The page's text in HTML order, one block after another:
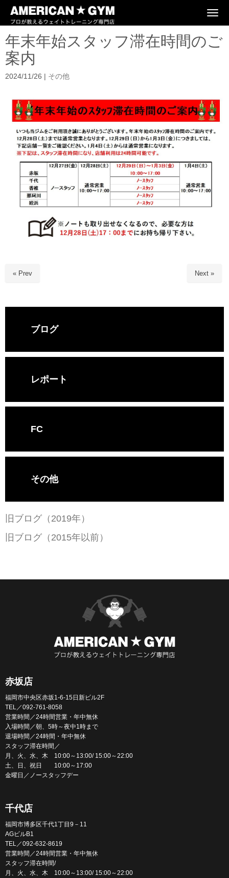
N
i
g
年末年始スタッフ滞在時間のご
案内
2024/11/26 | その他
« Prev Next »
ブログ
レポート
FC
その他
旧ブログ（2019年）
旧ブログ（2015年以前）
赤坂店
福岡市中央区赤坂1-6-15日新ビル2F
TEL／092-761-8058
営業時間／24時間営業・年中無休
入場時間／朝、5時～夜中1時まで
退場時間／24時間・年中無休
スタッフ滞在時間／
月、火、水、木 10:00～13:00/ 15:00～22:00
土、日、祝日 10:00～17:00
金曜日／ノースタッフデー
千代店
福岡市博多区千代1丁目9－11
AGビルB1
TEL／092-632-8619
営業時間／24時間営業・年中無休
スタッフ滞在時間/
月、火、水、木 10:00～13:00/ 15:00～22:00